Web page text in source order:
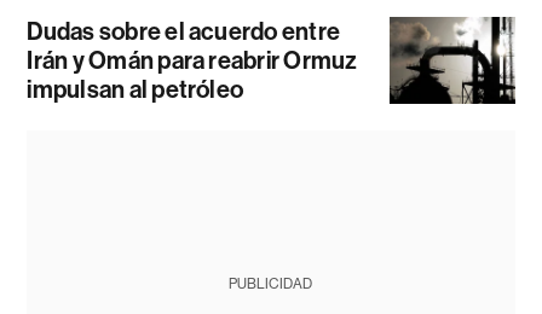
Dudas sobre el acuerdo entre
Irán y Omán para reabrir Ormuz
impulsan al petróleo
PUBLICIDAD